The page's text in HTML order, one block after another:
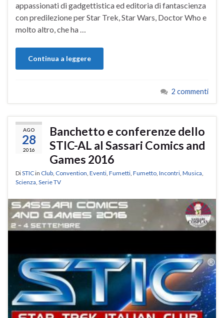
appassionati di gadgettistica ed editoria di fantascienza
con predilezione per Star Trek, Star Wars, Doctor Who e
molto altro, che ha …
Continua a leggere
2 commenti
AGO
28
2016
Banchetto e conferenze dello
STIC-AL al Sassari Comics and
Games 2016
DiSTICin Club, Convention, Eventi, Fumetti, Fumetto, Incontri, Musica,
Scienza, Serie TV